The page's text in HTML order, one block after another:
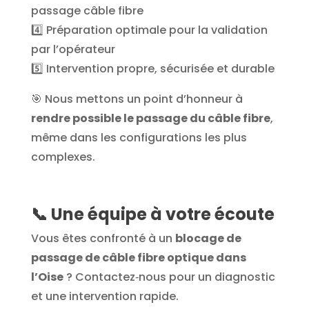
passage câble fibre
4️⃣ Préparation optimale pour la validation
par l’opérateur
5️⃣ Intervention propre, sécurisée et durable
🎯 Nous mettons un point d’honneur à
rendre possible le passage du câble fibre,
même dans les configurations les plus
complexes.
📞 Une équipe à votre écoute
Vous êtes confronté à un blocage de
passage de câble fibre optique dans
l’Oise? Contactez‑nous pour un diagnostic
et une intervention rapide.